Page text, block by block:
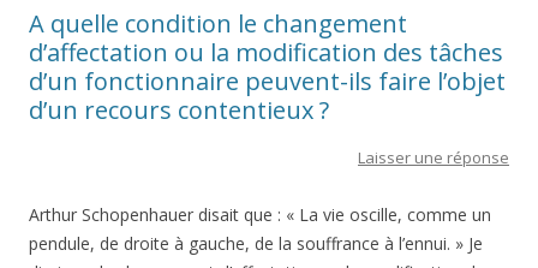
A quelle condition le changement
d’affectation ou la modification des tâches
d’un fonctionnaire peuvent-ils faire l’objet
d’un recours contentieux ?
Laisser une réponse
Arthur Schopenhauer disait que : « La vie oscille, comme un
pendule, de droite à gauche, de la souffrance à l’ennui. » Je